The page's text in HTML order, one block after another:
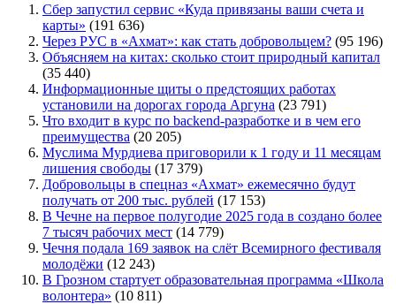
Сбер запустил сервис «Куда привязаны ваши счета и
карты» (191 636)
Через РУС в «Ахмат»: как стать добровольцем? (95 196)
Объясняем на китах: сколько стоит природный капитал
(35 440)
Информационные щиты о предстоящих работах
установили на дорогах города Аргуна (23 791)
Что входит в курс по backend-разработке и в чем его
преимущества (20 205)
Муслима Мурдиева приговорили к 1 году и 11 месяцам
лишения свободы (17 379)
Добровольцы в спецназ «Ахмат» ежемесячно будут
получать от 200 тыс. рублей (17 153)
В Чечне на первое полугодие 2025 года в создано более
7 тысяч рабочих мест (14 779)
Чечня подала 169 заявок на слёт Всемирного фестиваля
молодёжи (12 243)
В Грозном стартует образовательная программа «Школа
волонтера» (10 811)